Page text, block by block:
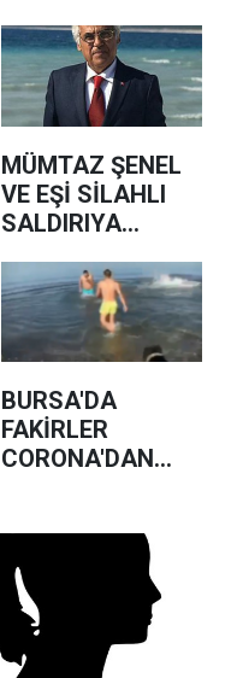
MÜMTAZ ŞENEL
VE EŞİ SİLAHLI
SALDIRIYA
BURSA'DA
FAKİRLER
CORONA'DAN